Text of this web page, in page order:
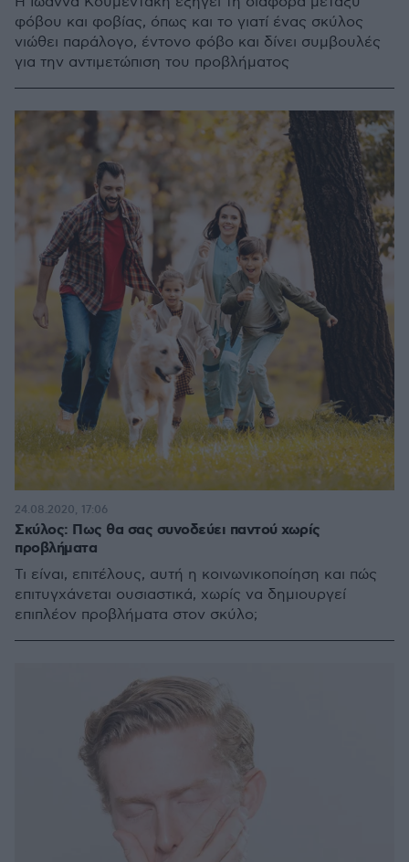
φόβου και φοβίας, όπως και το γιατί ένας σκύλος
νιώθει παράλογο, έντονο φόβο και δίνει συμβουλές
για την αντιμετώπιση του προβλήματος
Σκύλος: Πως θα σας συνοδεύει παντού χωρίς
προβλήματα
Τι είναι, επιτέλους, αυτή η κοινωνικοποίηση και πώς
επιτυγχάνεται ουσιαστικά, χωρίς να δημιουργεί
επιπλέον προβλήματα στον σκύλο;
24.08.2020, 17:06